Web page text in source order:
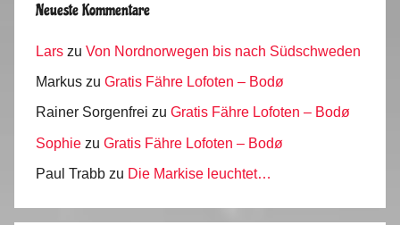
Neueste Kommentare
Lars zu Von Nordnorwegen bis nach Südschweden
Markus zu Gratis Fähre Lofoten – Bodø
Rainer Sorgenfrei zu Gratis Fähre Lofoten – Bodø
Sophie zu Gratis Fähre Lofoten – Bodø
Paul Trabb zu Die Markise leuchtet…